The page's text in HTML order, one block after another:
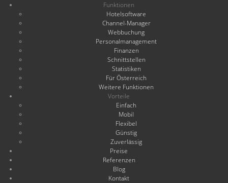
Funktionen
Hotelsoftware
Channel-Manager
Webbuchung
Personalmanagement
Finanzen
Schnittstellen
Statistiken
Für Österreich
Weitere Funktionen
Vorteile
Einfach
Mobil
Flexibel
Günstig
Zuverlässig
Preise
Referenzen
Blog
Kontakt